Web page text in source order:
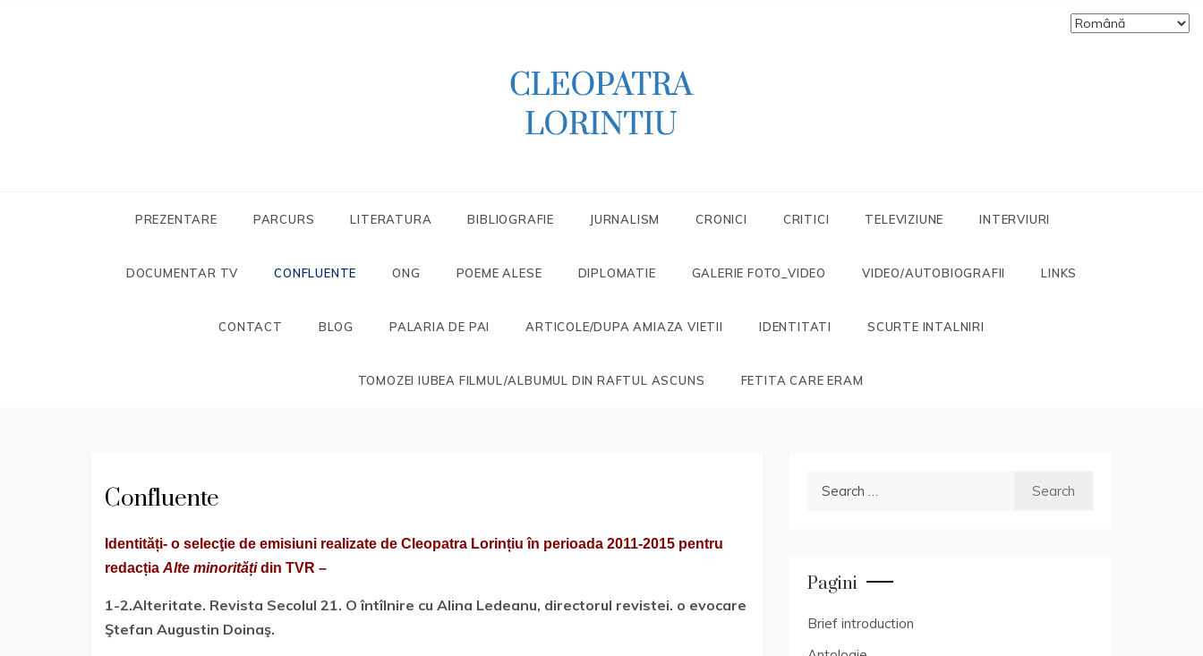
LORINTIU
PREZENTARE PARCURS LITERATURA BIBLIOGRAFIE JURNALISM CRONICI CRITICI TELEVIZIUNE INTERVIURI
DOCUMENTAR TV CONFLUENTE ONG POEME ALESE DIPLOMATIE GALERIE FOTO_VIDEO VIDEO/AUTOBIOGRAFII LINKS
CONTACT BLOG PALARIA DE PAI ARTICOLE/DUPA AMIAZA VIETII IDENTITATI SCURTE INTALNIRI
TOMOZEI IUBEA FILMUL/ALBUMUL DIN RAFTUL ASCUNS FETITA CARE ERAM
Confluente
Identități- o selecţie de emisiuni realizate de Cleopatra Lorințiu în perioada 2011-2015 pentru
redacția Alte minoritățidin TVR –
1-2.Alteritate. Revista Secolul 21. O întîlnire cu Alina Ledeanu, directorul revistei. o evocare
Ştefan Augustin Doinaş.
Pagini
Brief introduction